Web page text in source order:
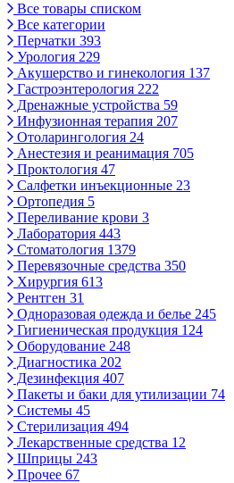
Все товары списком
Все категории
Перчатки 393
Урология 229
Акушерство и гинекология 137
Гастроэнтерология 222
Дренажные устройства 59
Инфузионная терапия 207
Отоларингология 24
Анестезия и реанимация 705
Проктология 47
Салфетки инъекционные 23
Ортопедия 5
Переливание крови 3
Лаборатория 443
Стоматология 1379
Перевязочные средства 350
Хирургия 613
Рентген 31
Одноразовая одежда и белье 245
Гигиеническая продукция 124
Оборудование 248
Диагностика 202
Дезинфекция 407
Пакеты и баки для утилизации 74
Системы 45
Стерилизация 494
Лекарственные средства 12
Шприцы 243
Прочее 67